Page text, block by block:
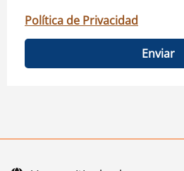
Política de Privacidad
Enviar